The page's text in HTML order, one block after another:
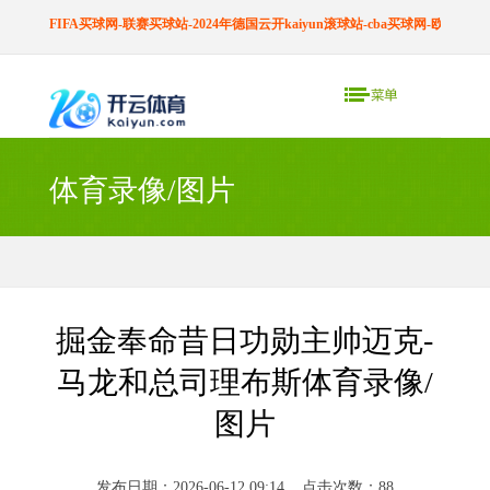
FIFA买球网-联赛买球站-2024年德国云开kaiyun滚球站-cba买球网-欧预赛
体育录像/图片
掘金奉命昔日功勋主帅迈克-
马龙和总司理布斯体育录像/
图片